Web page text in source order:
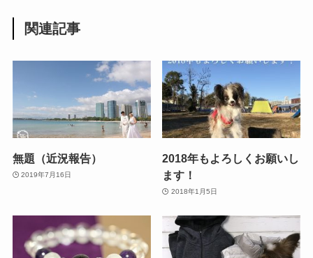
関連記事
無題（近況報告）
2019年7月16日
2018年もよろしくお願いし
ます！
2018年1月5日